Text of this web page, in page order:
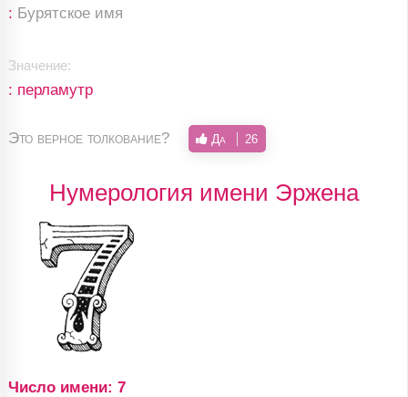
: Бурятское имя
Значение:
: перламутр
Это верное толкование? Да 26
Нумерология имени Эржена
Число имени: 7